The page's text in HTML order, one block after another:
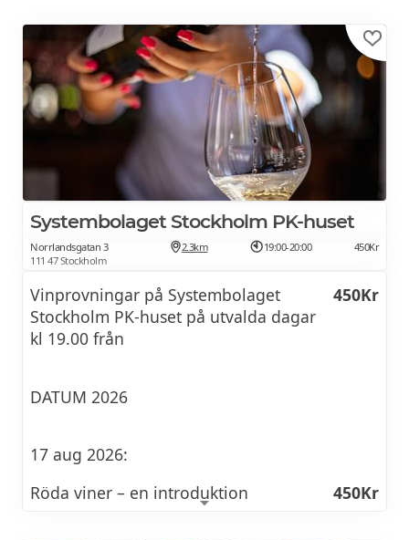
Systembolaget Stockholm PK-huset
Norrlandsgatan 3
111 47 Stockholm
2.3km 19:00-20:00 450Kr
Vinprovningar på Systembolaget
Stockholm PK-huset på utvalda dagar
kl 19.00 från
450Kr
DATUM 2026
17 aug 2026:
Röda viner – en introduktion
450Kr